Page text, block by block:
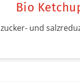
Bio
zucker- und